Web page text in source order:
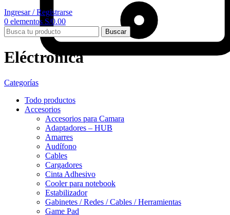
Ingresar / Registrarse
0 elementos S/0.00
Buscar
Eléctronica
Categorías
Todo productos
Accesorios
Accesorios para Camara
Adaptadores – HUB
Amarres
Audífono
Cables
Cargadores
Cinta Adhesivo
Cooler para notebook
Estabilizador
Gabinetes / Redes / Cables / Herramientas
Game Pad